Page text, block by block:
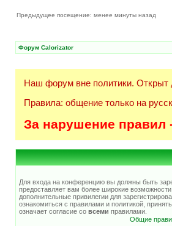
Предыдущее посещение: менее минуты назад
Форум Calorizator
Наш форум вне политики. Открыт
Правила: общение только на
За нарушение правил
Для входа на конференцию вы должны быть
предоставляет вам более широкие
дополнительные привилегии для
ознакомиться с правилами и политикой,
означает согласие со всеми правилами.
Общие